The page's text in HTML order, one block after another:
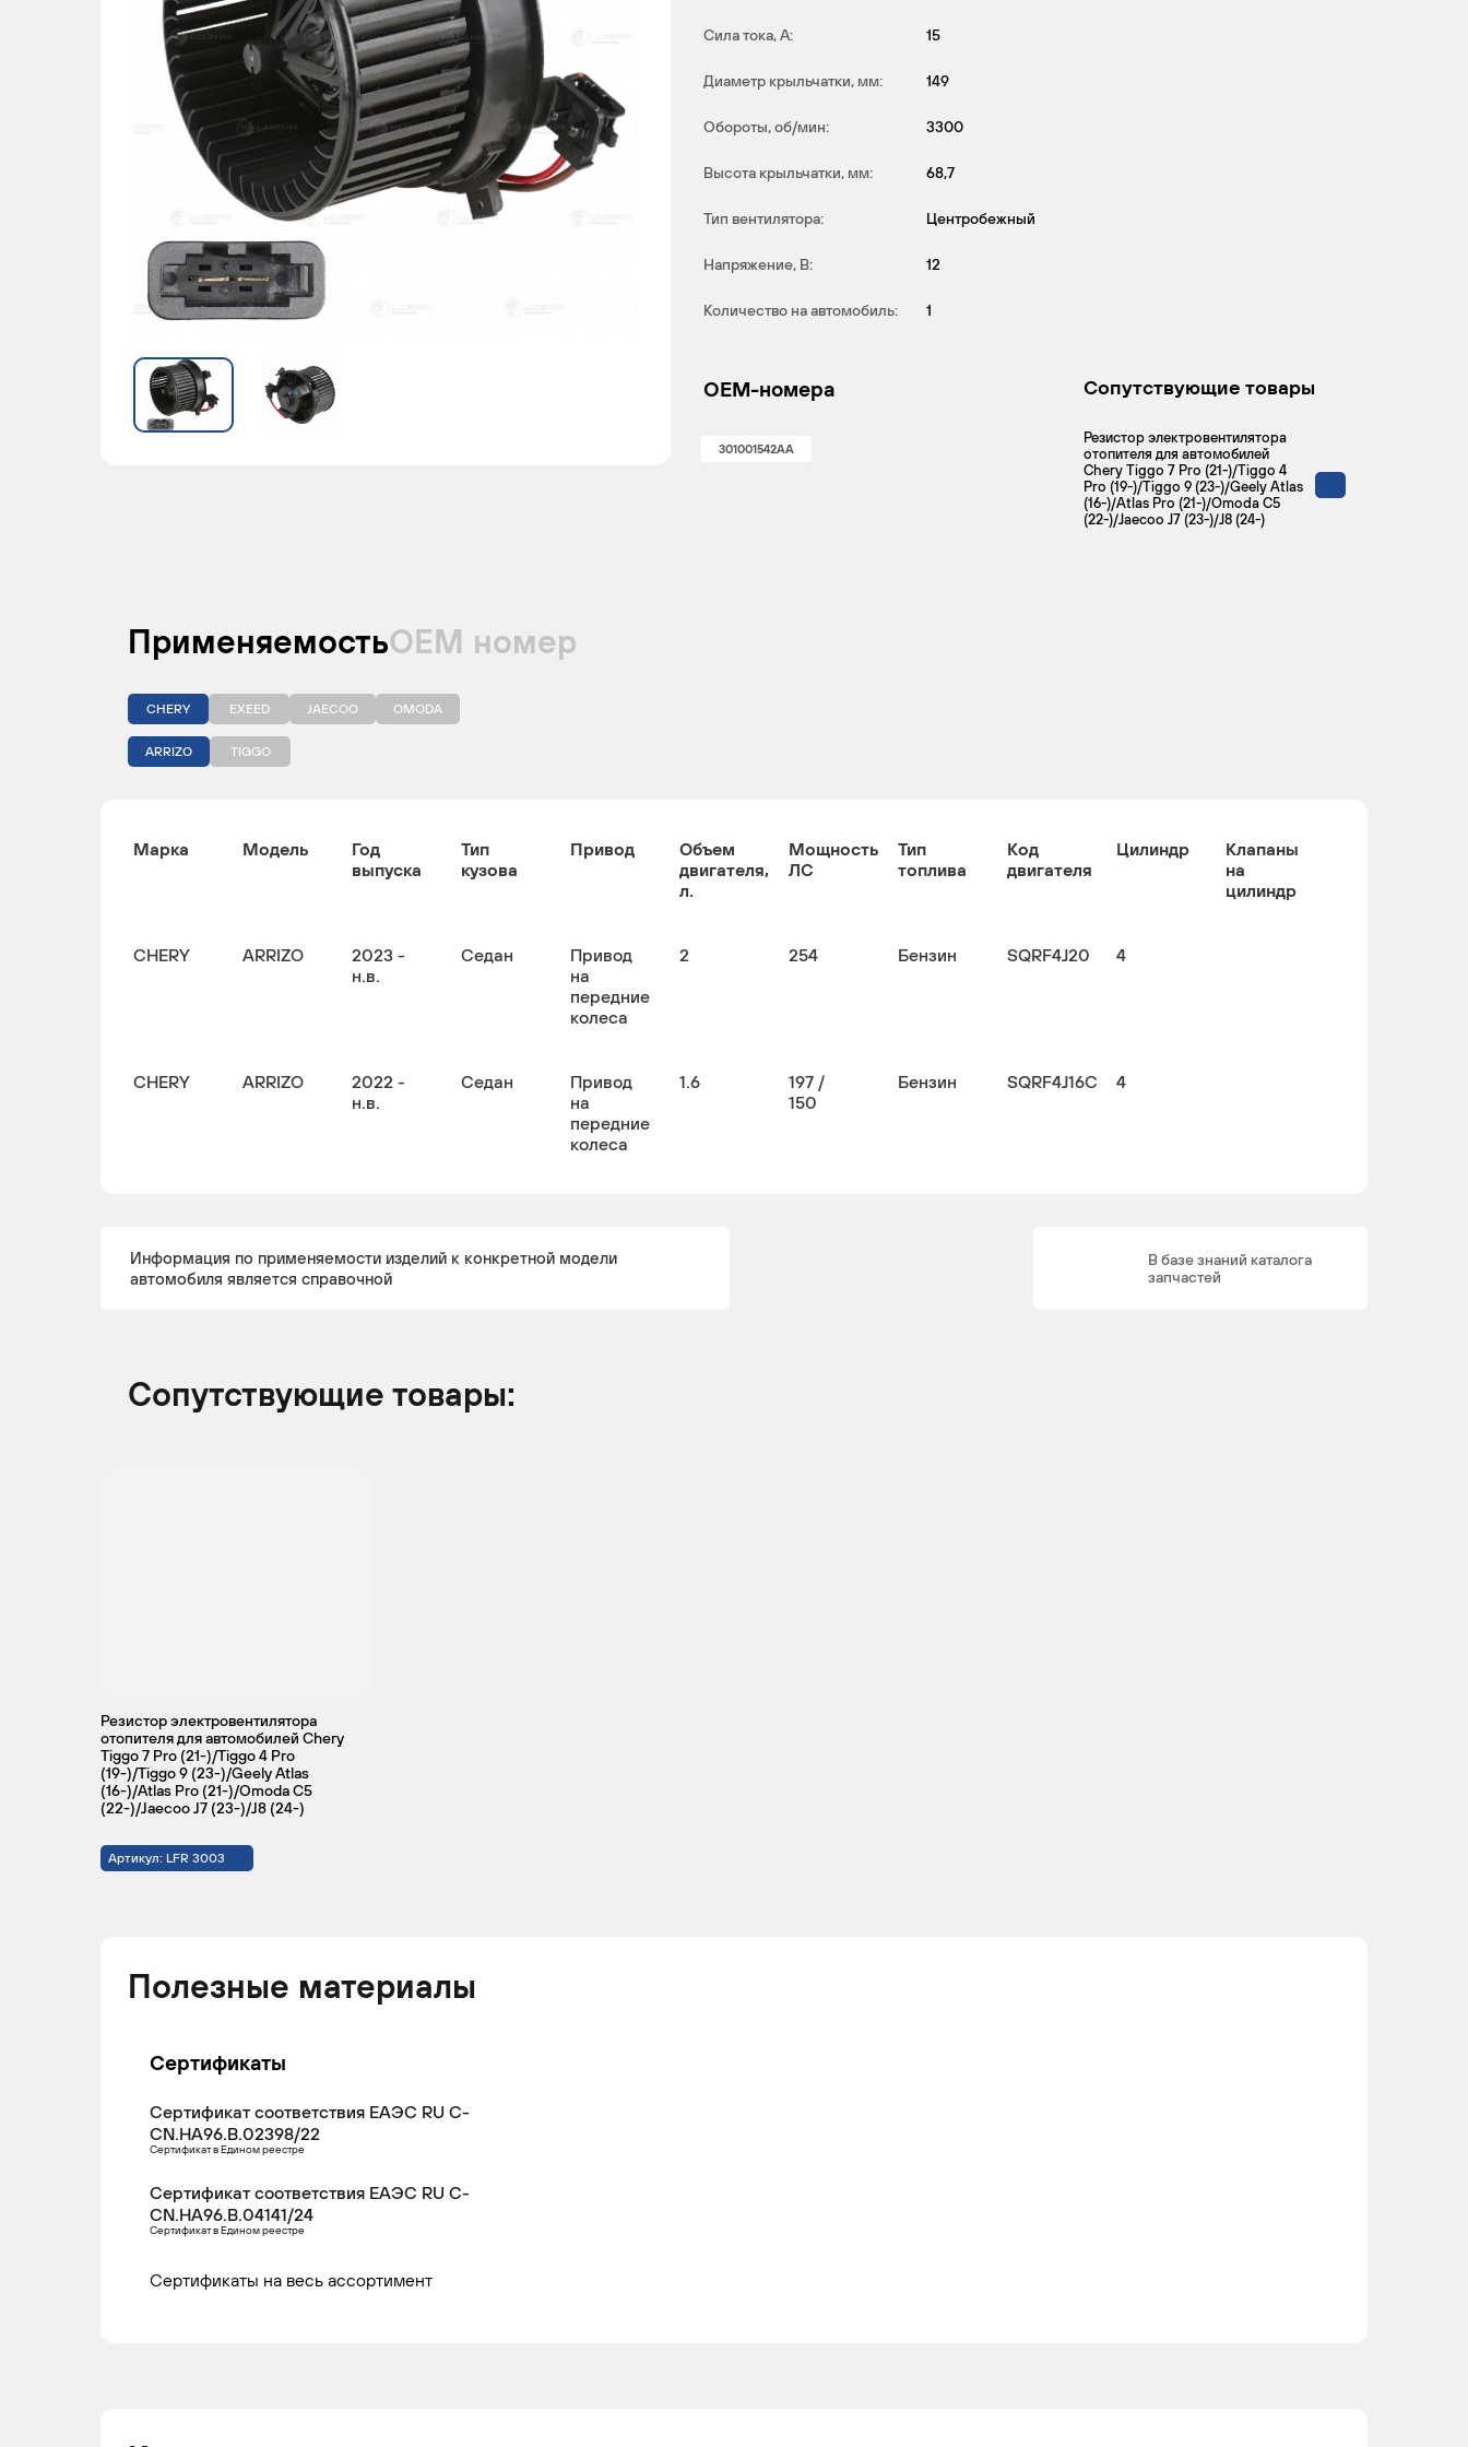
Сила тока, А: 15
Диаметр крыльчатки, мм: 149
Обороты, об/мин: 3300
Высота крыльчатки, мм: 68,7
Тип вентилятора: Центробежный
Напряжение, В: 12
Количество на автомобиль: 1
OEM-номера
301001542AA
Сопутствующие товары
Резистор электровентилятора
отопителя для автомобилей
Chery Tiggo 7 Pro (21-)/Tiggo 4
Pro (19-)/Tiggo 9 (23-)/Geely Atlas
(16-)/Atlas Pro (21-)/Omoda C5
(22-)/Jaecoo J7 (23-)/J8 (24-)
ПрименяемостьОЕМ номер
CHERY EXEED JAECOO OMODA
ARRIZO TIGGO
Марка Модель
Год
выпуска
Тип
кузова
Привод
Объем
двигателя,
л.
Мощность
ЛС
Тип
топлива
Код
двигателя
Цилиндр
Клапаны
на
цилиндр
CHERY ARRIZO
2023 -
н.в.
Седан
Привод
на
передние
колеса
2 254 Бензин SQRF4J20 4
CHERY ARRIZO
2022 -
н.в.
Седан
Привод
на
передние
колеса
1.6
197 /
150
Бензин SQRF4J16C 4
Информация по применяемости изделий к конкретной модели
автомобиля является справочной
В базе знаний каталога
запчастей
Сопутствующие товары:
Резистор электровентилятора
отопителя для автомобилей Chery
Tiggo 7 Pro (21-)/Tiggo 4 Pro
(19-)/Tiggo 9 (23-)/Geely Atlas
(16-)/Atlas Pro (21-)/Omoda C5
(22-)/Jaecoo J7 (23-)/J8 (24-)
Артикул: LFR 3003
Полезные материалы
Сертификаты
Сертификат соответствия ЕАЭС RU С-
CN.НА96.В.02398/22
Сертификат в Едином реестре
Сертификат соответствия ЕАЭС RU С-
CN.НА96.В.04141/24
Сертификат в Едином реестре
Сертификаты на весь ассортимент